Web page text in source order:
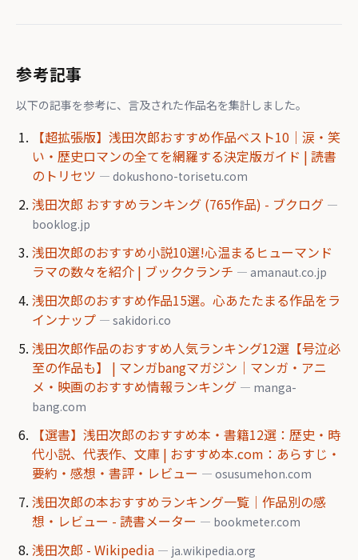
参考記事
以下の記事を参考に、言及された作品名を集計しました。
【超拡張版】浅田次郎おすすめ作品ベスト10｜涙・笑
い・歴史ロマンの全てを網羅する決定版ガイド | 読書
のトリセツ — dokushono-torisetu.com
浅田次郎 おすすめランキング (765作品) - ブクログ —
booklog.jp
浅田次郎のおすすめ小説10選!心温まるヒューマンド
ラマの数々を紹介 | ブッククランチ — amanaut.co.jp
浅田次郎のおすすめ作品15選。心あたたまる作品をラ
インナップ — sakidori.co
浅田次郎作品のおすすめ人気ランキング12選【号泣必
至の作品も】 | マンガbangマガジン｜マンガ・アニ
メ・映画のおすすめ情報ランキング — manga-
bang.com
【選書】浅田次郎のおすすめ本・書籍12選：歴史・時
代小説、代表作、文庫 | おすすめ本.com：あらすじ・
要約・感想・書評・レビュー — osusumehon.com
浅田次郎の本おすすめランキング一覧｜作品別の感
想・レビュー - 読書メーター — bookmeter.com
浅田次郎 - Wikipedia — ja.wikipedia.org